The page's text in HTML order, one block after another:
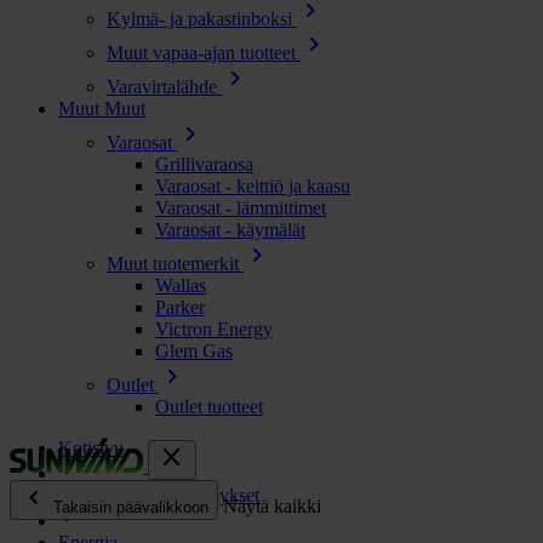
Kylmä- ja pakastinboksi chevron_right
Muut vapaa-ajan tuotteet chevron_right
Varavirtalähde chevron_right
Muut Muut
Varaosat
chevron_right
Grillivaraosa
Varaosat - keittiö ja kaasu
Varaosat - lämmittimet
Varaosat - käymälät
Muut tuotemerkit
chevron_right
Wallas
Parker
Victron Energy
Glem Gas
Outlet
chevron_right
Outlet tuotteet
close
chevron_left
Takaisin päävalikkoon Näytä kaikki
Kotisivu
Usein kysytyt kysymykset